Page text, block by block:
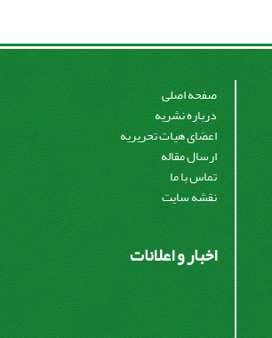
صفحه اصلی
درباره نشریه
اعضای هیات تحریریه
ارسال مقاله
تماس با ما
نقشه سایت
اخبار و اعلانات